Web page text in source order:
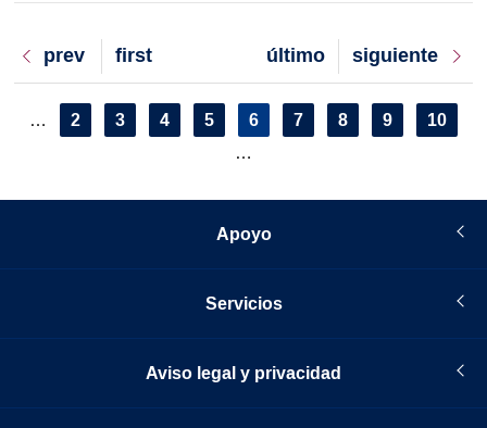
First
page
first
Previous
page
prev
Next
page
siguiente
Last
page
último
Pagination
… Page
2 Page
3 Page
4 Page
5
Current
page
6 Page
7 Page
8 Page
9 Page
10
…
Apoyo
Servicios
Aviso legal y privacidad